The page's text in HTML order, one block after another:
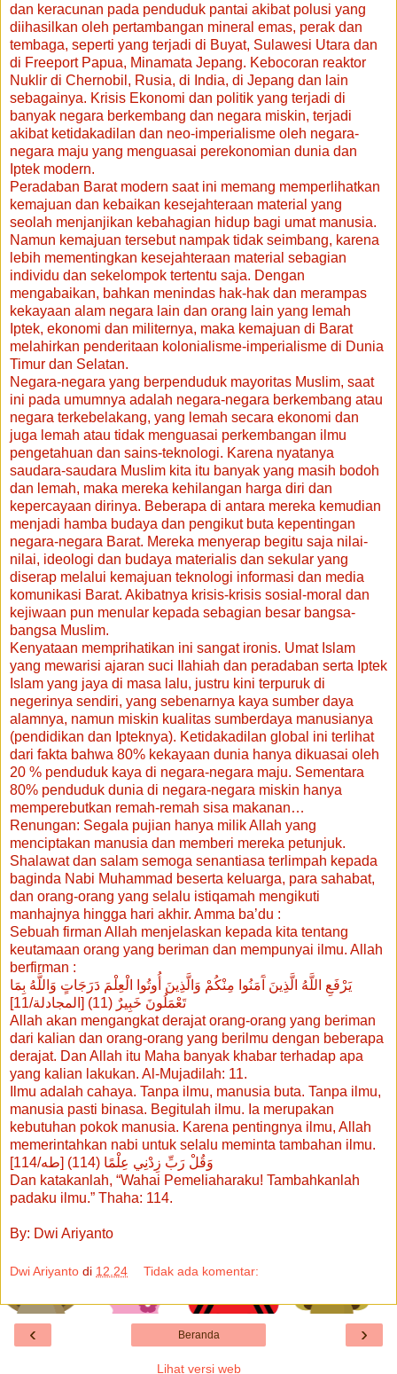
dan keracunan pada penduduk pantai akibat polusi yang
diihasilkan oleh pertambangan mineral emas, perak dan
tembaga, seperti yang terjadi di Buyat, Sulawesi Utara dan
di Freeport Papua, Minamata Jepang. Kebocoran reaktor
Nuklir di Chernobil, Rusia, di India, di Jepang dan lain
sebagainya. Krisis Ekonomi dan politik yang terjadi di
banyak negara berkembang dan negara miskin, terjadi
akibat ketidakadilan dan neo-imperialisme oleh negara-
negara maju yang menguasai perekonomian dunia dan
Iptek modern.
Peradaban Barat modern saat ini memang memperlihatkan
kemajuan dan kebaikan kesejahteraan material yang
seolah menjanjikan kebahagian hidup bagi umat manusia.
Namun kemajuan tersebut nampak tidak seimbang, karena
lebih mementingkan kesejahteraan material sebagian
individu dan sekelompok tertentu saja. Dengan
mengabaikan, bahkan menindas hak-hak dan merampas
kekayaan alam negara lain dan orang lain yang lemah
Iptek, ekonomi dan militernya, maka kemajuan di Barat
melahirkan penderitaan kolonialisme-imperialisme di Dunia
Timur dan Selatan.
Negara-negara yang berpenduduk mayoritas Muslim, saat
ini pada umumnya adalah negara-negara berkembang atau
negara terkebelakang, yang lemah secara ekonomi dan
juga lemah atau tidak menguasai perkembangan ilmu
pengetahuan dan sains-teknologi. Karena nyatanya
saudara-saudara Muslim kita itu banyak yang masih bodoh
dan lemah, maka mereka kehilangan harga diri dan
kepercayaan dirinya. Beberapa di antara mereka kemudian
menjadi hamba budaya dan pengikut buta kepentingan
negara-negara Barat. Mereka menyerap begitu saja nilai-
nilai, ideologi dan budaya materialis dan sekular yang
diserap melalui kemajuan teknologi informasi dan media
komunikasi Barat. Akibatnya krisis-krisis sosial-moral dan
kejiwaan pun menular kepada sebagian besar bangsa-
bangsa Muslim.
Kenyataan memprihatikan ini sangat ironis. Umat Islam
yang mewarisi ajaran suci Ilahiah dan peradaban serta Iptek
Islam yang jaya di masa lalu, justru kini terpuruk di
negerinya sendiri, yang sebenarnya kaya sumber daya
alamnya, namun miskin kualitas sumberdaya manusianya
(pendidikan dan Ipteknya). Ketidakadilan global ini terlihat
dari fakta bahwa 80% kekayaan dunia hanya dikuasai oleh
20 % penduduk kaya di negara-negara maju. Sementara
80% penduduk dunia di negara-negara miskin hanya
memperebutkan remah-remah sisa makanan…
Renungan: Segala pujian hanya milik Allah yang
menciptakan manusia dan memberi mereka petunjuk.
Shalawat dan salam semoga senantiasa terlimpah kepada
baginda Nabi Muhammad beserta keluarga, para sahabat,
dan orang-orang yang selalu istiqamah mengikuti
manhajnya hingga hari akhir. Amma ba’du :
Sebuah firman Allah menjelaskan kepada kita tentang
keutamaan orang yang beriman dan mempunyai ilmu. Allah
berfirman :
يَرْفَعِ اللَّهُ الَّذِينَ آَمَنُوا مِنْكُمْ وَالَّذِينَ أُوتُوا الْعِلْمَ دَرَجَاتٍ وَاللَّهُ بِمَا
تَعْمَلُونَ خَبِيرٌ (11) [المجادلة/11]
Allah akan mengangkat derajat orang-orang yang beriman
dari kalian dan orang-orang yang berilmu dengan beberapa
derajat. Dan Allah itu Maha banyak khabar terhadap apa
yang kalian lakukan. Al-Mujadilah: 11.
Ilmu adalah cahaya. Tanpa ilmu, manusia buta. Tanpa ilmu,
manusia pasti binasa. Begitulah ilmu. Ia merupakan
kebutuhan pokok manusia. Karena pentingnya ilmu, Allah
memerintahkan nabi untuk selalu meminta tambahan ilmu.
وَقُلْ رَبِّ زِدْنِي عِلْمًا (114) [طه/114]
Dan katakanlah, “Wahai Pemeliaharaku! Tambahkanlah
padaku ilmu.” Thaha: 114.
By: Dwi Ariyanto
Dwi Ariyanto di 12.24 Tidak ada komentar:
‹ ›
Beranda
Lihat versi web